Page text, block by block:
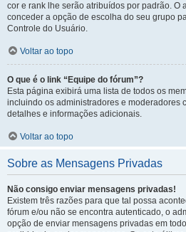
cor e rank lhe serão atribuídos por padrão. O
conceder a opção de escolha do seu grupo
Controle do Usuário.
Voltar ao topo
O que é o link “Equipe do fórum”?
Esta página exibirá uma lista de todos os
incluindo os administradores e moderadores
detalhes e informações adicionais.
Voltar ao topo
Sobre as Mensagens Privadas
Não consigo enviar mensagens privadas!
Existem três razões para que tal possa
fórum e/ou não se encontra autenticado, o
opção de enviar mensagens privadas em